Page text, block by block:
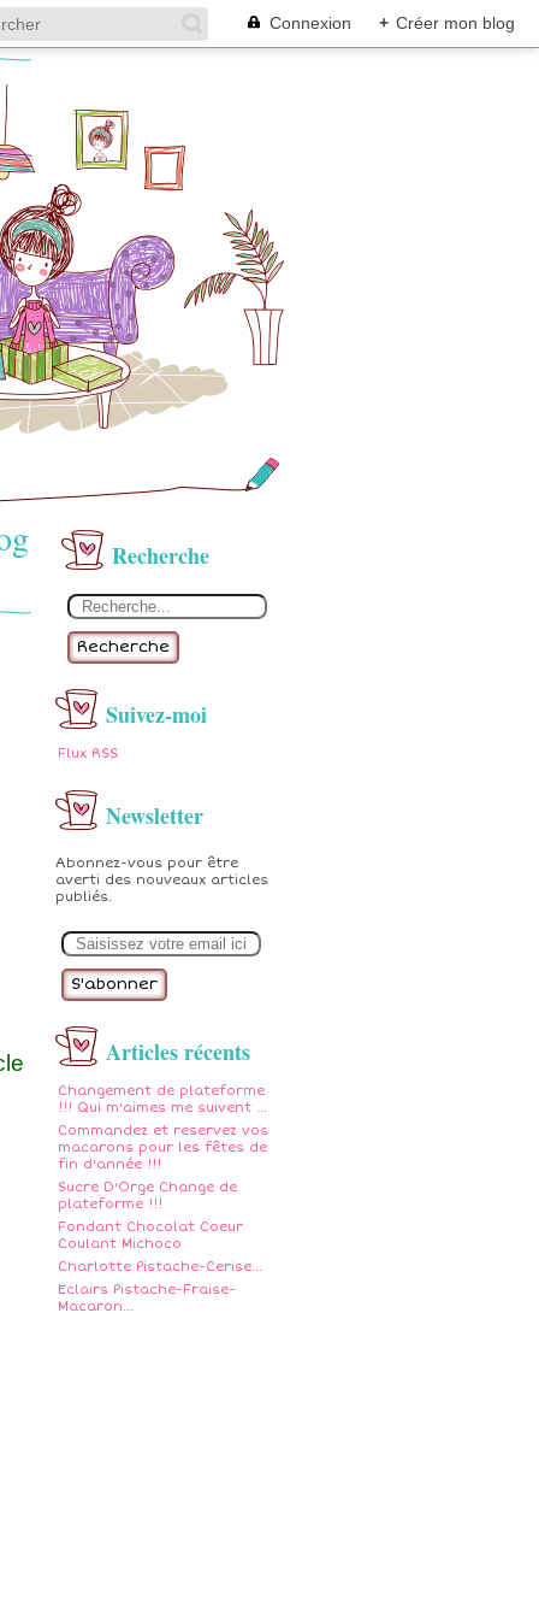
Connexion + Créer mon blog
Recherche
Recherche
Suivez-moi
Flux RSS
Newsletter
Abonnez-vous pour être
averti des nouveaux articles
publiés.
m
Articles récents
Changement de plateforme
!!! Qui m'aimes me suivent ...
Commandez et reservez vos
macarons pour les fêtes de
fin d'année !!!
Sucre D'Orge Change de
plateforme !!!
Fondant Chocolat Coeur
Coulant Michoco
Charlotte Pistache-Cerise...
Eclairs Pistache-Fraise-
Macaron...